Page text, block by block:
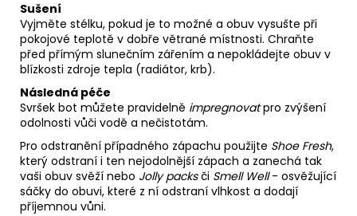
Sušení
Vyjměte stélku, pokud je to možné a obuv vysušte při
pokojové teplotě v dobře větrané místnosti. Chraňte
před přímým slunečním zářením a nepokládejte obuv v
blízkosti zdroje tepla (radiátor, krb).
Následná péče
Svršek bot můžete pravidelně impregnovatpro zvýšení
odolnosti vůči vodě a nečistotám.
Pro odstranění případného zápachu použijte Shoe Fresh,
který odstraní i ten nejodolnější zápach a zanechá tak
vaši obuv svěží nebo Jolly packs či Smell Well- osvěžující
sáčky do obuvi, které z ní odstraní vlhkost a dodají
příjemnou vůni.